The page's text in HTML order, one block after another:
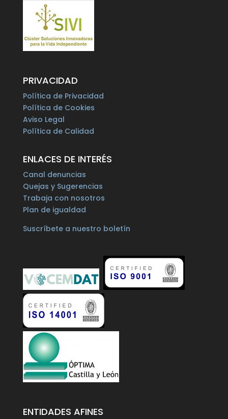
PRIVACIDAD
Política de Privacidad
Política de Cookies
Aviso Legal
Política de Calidad
ENLACES DE INTERÉS
Canal denuncias
Quejas y Sugerencias
Trabaja con nosotros
Plan de igualdad
Suscríbete a nuestro boletín
ENTIDADES AFINES